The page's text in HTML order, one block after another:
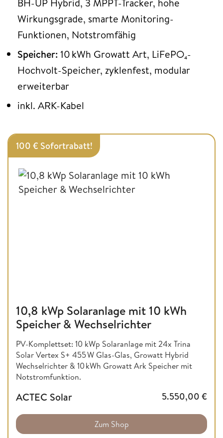
BH-UP Hybrid, 3 MPPT-Tracker, hohe
Wirkungsgrade, smarte Monitoring-
Funktionen, Notstromfähig
Speicher: 10 kWh Growatt Art, LiFePO₄-
Hochvolt-Speicher, zyklenfest, modular
erweiterbar
inkl. ARK-Kabel
100 € Sofortrabatt!
10,8 kWp Solaranlage mit 10 kWh
Speicher & Wechselrichter
PV-Komplettset: 10 kWp Solaranlage mit 24x Trina
Solar Vertex S+ 455 W Glas-Glas, Growatt Hybrid
Wechselrichter & 10 kWh Growatt Ark Speicher mit
Notstromfunktion.
ACTEC Solar 5.550,00 €
Zum Shop